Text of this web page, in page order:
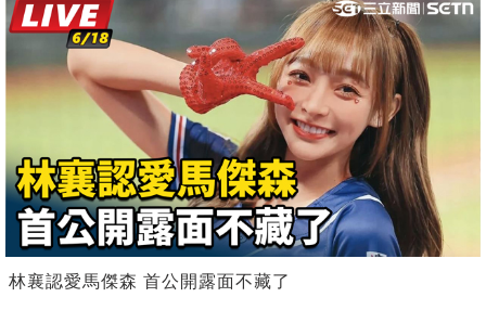
林襄認愛馬傑森 首公開露面不藏了